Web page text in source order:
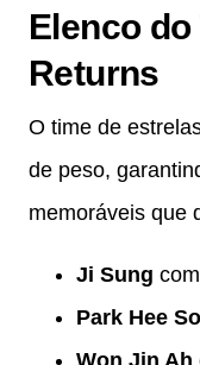
Elenco
Returns
O time de
de peso,
memoráveis que
Ji Sung
Park Hee
Won Jin Ah